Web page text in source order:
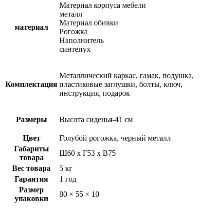
материал
Материал корпуса мебели
металл
Материал обивки
Рогожка
Наполнитель
синтепух
Комплектация
Металлический каркас, гамак, подушка,
пластиковые заглушки, болты, ключ,
инструкция, подарок
Размеры Высота сиденья-41 см
Цвет
Голубой рогожка, черный металл
Габариты
товара
Ш60 х Г53 х В75
Вес товара
5 кг
Гарантия
1 год
Размер
упаковки
80 × 55 × 10